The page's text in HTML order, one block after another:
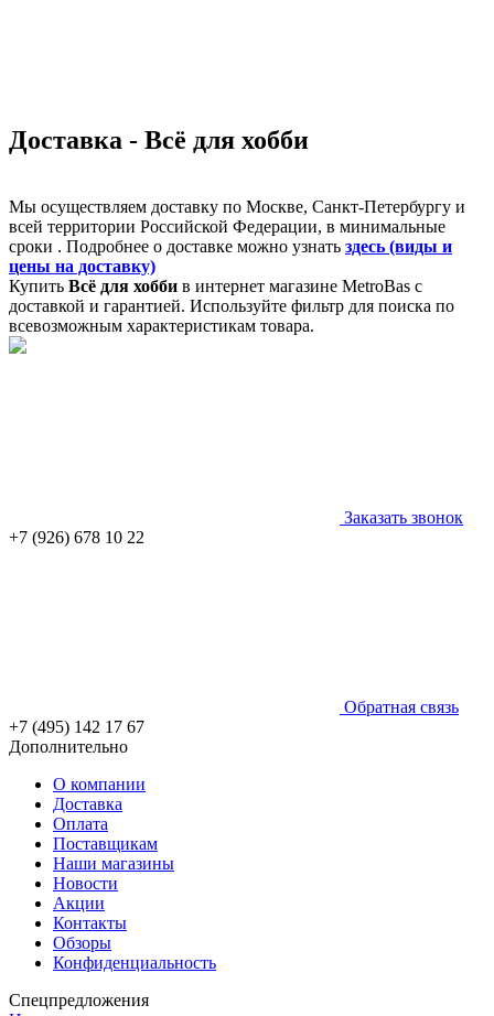
Доставка - Всё для хобби
Мы осуществляем доставку по Москве, Санкт-Петербургу и
всей территории Российской Федерации, в минимальные
сроки . Подробнее о доставке можно узнать здесь (виды и
цены на доставку)
Купить Всё для хобби в интернет магазине MetroBas с
доставкой и гарантией. Используйте фильтр для поиска по
всевозможным характеристикам товара.
Заказать звонок
+7 (926) 678 10 22
Обратная связь
+7 (495) 142 17 67
Дополнительно
О компании
Доставка
Оплата
Поставщикам
Наши магазины
Новости
Акции
Контакты
Обзоры
Конфиденциальность
Спецпредложения